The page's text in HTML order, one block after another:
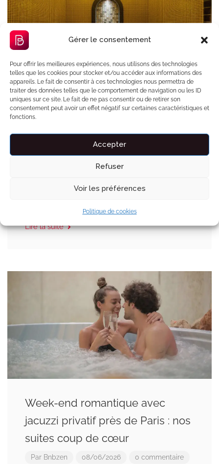
Gérer le consentement
Pour offrir les meilleures expériences, nous utilisons des technologies
telles que les cookies pour stocker et/ou accéder aux informations des
appareils. Le fait de consentir à ces technologies nous permettra de
traiter des données telles que le comportement de navigation ou les ID
uniques sur ce site. Le fait de ne pas consentir ou de retirer son
consentement peut avoir un effet négatif sur certaines caractéristiques et
fonctions.
Accepter
Refuser
Voir les préférences
Politique de cookies
Les bienfaits du jacuzzi, du
08/06/2026
Découvrez les bienfaits du jacuzzi, du hammam et
Lire la suite
Week-end romantique avec
jacuzzi privatif près de Paris : nos
suites coup de cœur
Par Bnbzen 08/06/2026 0 commentaire